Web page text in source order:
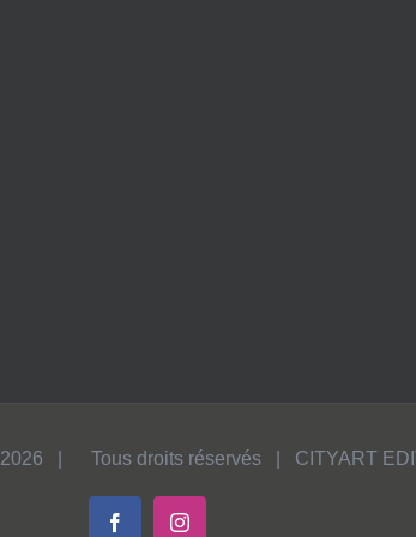
2026 | Tous droits réservés | CITYART
FacebookInstagram